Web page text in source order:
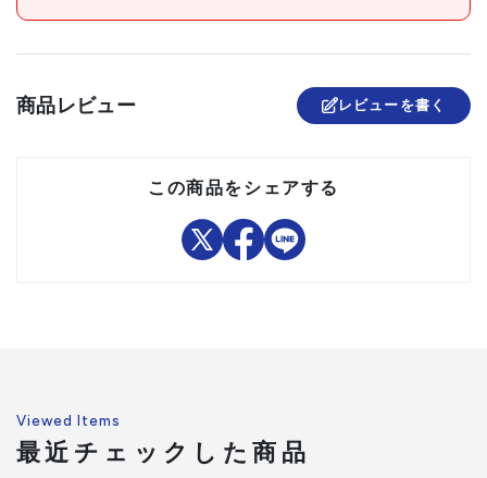
商品レビュー レビューを書く
この商品をシェアする
Viewed Items
最近チェックした商品